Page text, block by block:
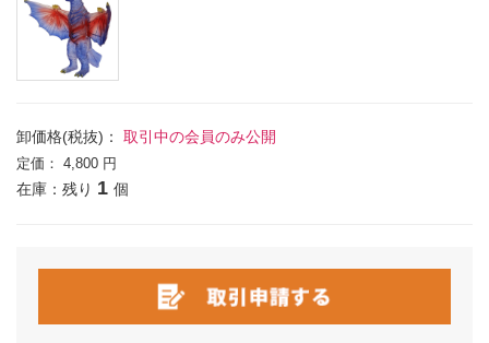
卸価格(税抜)： 取引中の会員のみ公開
定価： 4,800 円
在庫：残り 1 個